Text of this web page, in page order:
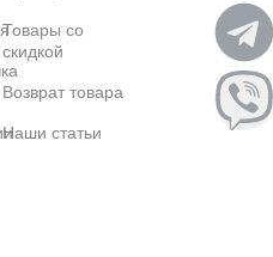
Товары со
скидкой
Возврат товара
Наши статьи